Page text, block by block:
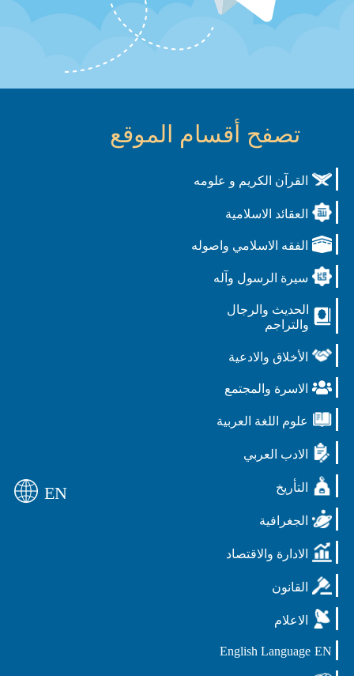
تصفح أقسام الموقع
القرآن الكريم و علومه
العقائد الاسلامية
الفقه الاسلامي واصوله
سيرة الرسول وآله
الحديث والرجال
والتراجم
الأخلاق والادعية
الاسرة والمجتمع
علوم اللغة العربية
الادب العربي
التأريخ
الجغرافية
الادارة والاقتصاد
القانون
الاعلام
EN
English Language
EN